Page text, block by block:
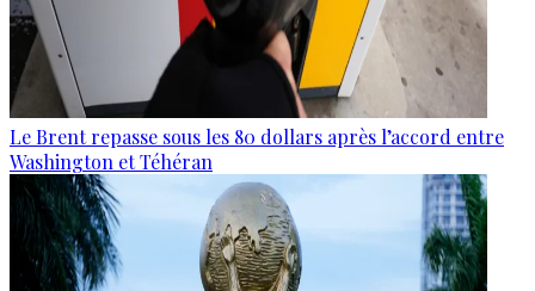
Le Brent repasse sous les 80 dollars après l’accord entre
Washington et Téhéran